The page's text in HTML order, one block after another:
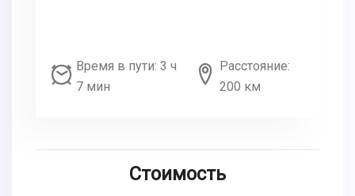
Время в пути: 3 ч
7 мин
Расстояние:
200 км
Стоимость